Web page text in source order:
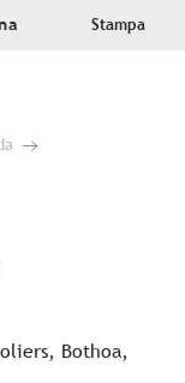
Stampa
Bothoa,